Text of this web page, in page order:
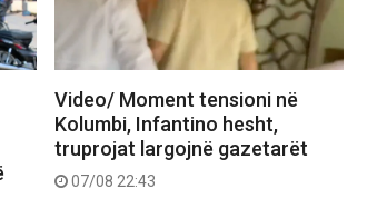
Video/ Moment tensioni në
Kolumbi, Infantino hesht,
truprojat largojnë gazetarët
07/08 22:43